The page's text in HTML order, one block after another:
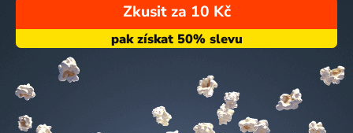
Zkusit za 10 Kč